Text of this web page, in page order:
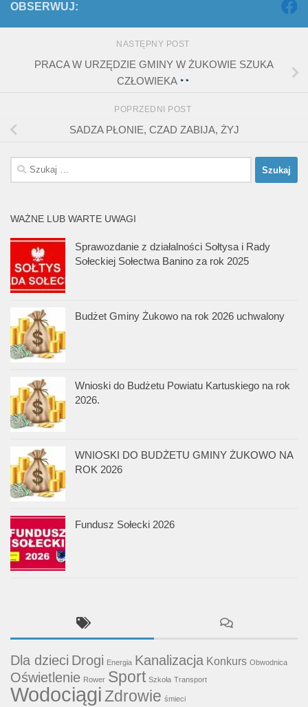
OBSERWUJ:
NASTĘPNY POST
PRACA W URZĘDZIE GMINY W ŻUKOWIE SZUKA
CZŁOWIEKA
POPRZEDNI POST
SADZA PŁONIE, CZAD ZABIJA, ŻYJ
Szukaj:
WAŻNE LUB WARTE UWAGI
Sprawozdanie z działalności Sołtysa i Rady
Sołeckiej Sołectwa Banino za rok 2025
Budżet Gminy Żukowo na rok 2026 uchwalony
Wnioski do Budżetu Powiatu Kartuskiego na rok
2026.
WNIOSKI DO BUDŻETU GMINY ŻUKOWO NA
ROK 2026
Fundusz Sołecki 2026
Dla dzieci Drogi Energia Kanalizacja Konkurs Obwodnica
Oświetlenie Rower Sport Szkoła Transport
WodociągiZdrowie śmieci